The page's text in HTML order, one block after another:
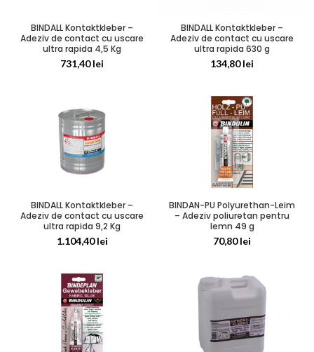
BINDALL Kontaktkleber –
Adeziv de contact cu uscare
ultra rapida 4,5 Kg
731,40lei
BINDALL Kontaktkleber –
Adeziv de contact cu uscare
ultra rapida 630 g
134,80lei
BINDALL Kontaktkleber –
Adeziv de contact cu uscare
ultra rapida 9,2 Kg
1.104,40lei
BINDAN-PU Polyurethan-Leim
– Adeziv poliuretan pentru
lemn 49 g
70,80lei